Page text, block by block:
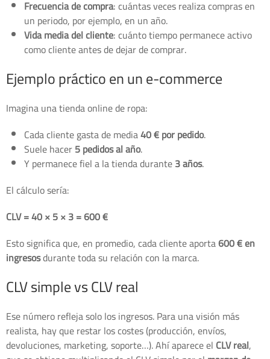
Frecuencia de compra: cuántas veces realiza compras en
un periodo, por ejemplo, en un año.
Vida media del cliente: cuánto tiempo permanece activo
como cliente antes de dejar de comprar.
Ejemplo práctico en un e-commerce
Imagina una tienda online de ropa:
Cada cliente gasta de media40 € por pedido.
Suele hacer5 pedidos al año.
Y permanece fiel a la tienda durante3 años.
El cálculo sería:
CLV = 40 × 5 × 3 = 600 €
Esto significa que, en promedio, cada cliente aporta600 € en
ingresosdurante toda su relación con la marca.
CLV simple vs CLV real
Ese número refleja solo los ingresos. Para una visión más
realista, hay que restar los costes (producción, envíos,
devoluciones, marketing, soporte…). Ahí aparece el CLV real,